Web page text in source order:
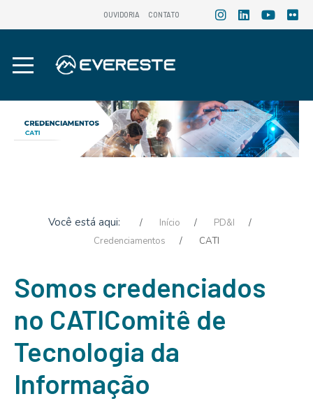
OUVIDORIA CONTATO
Você está aqui: Início
PD&I
Credenciamentos
CATI
Somos credenciados
no CATIComitê de
Tecnologia da
Informação